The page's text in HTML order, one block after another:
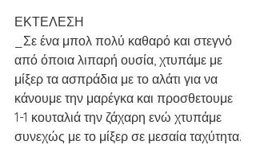
ΕΚΤΕΛΕΣΗ
_Σε ένα μπολ πολύ καθαρό και στεγνό
από όποια λιπαρή ουσία, χτυπάμε με
μίξερ τα ασπράδια με το αλάτι για να
κάνουμε την μαρέγκα και προσθετουμε
1-1 κουταλιά την ζάχαρη ενώ χτυπάμε
συνεχώς με το μίξερ σε μεσαία ταχύτητα.